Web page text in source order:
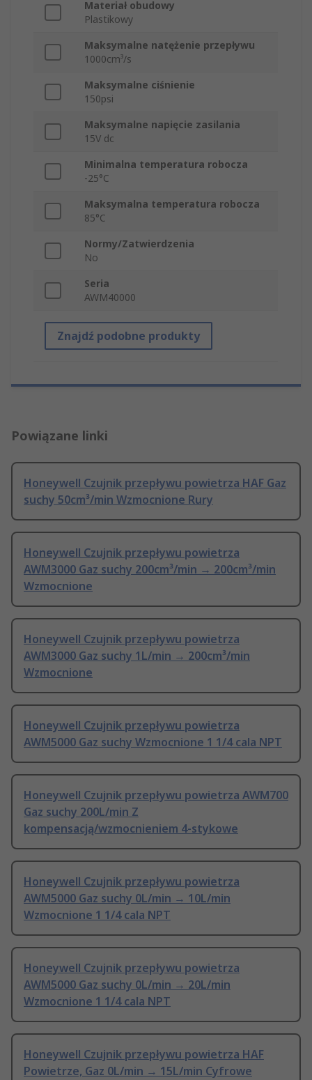
Materiał obudowy
Plastikowy
Maksymalne natężenie przepływu
1000cm³/s
Maksymalne ciśnienie
150psi
Maksymalne napięcie zasilania
15V dc
Minimalna temperatura robocza
-25°C
Maksymalna temperatura robocza
85°C
Normy/Zatwierdzenia
No
Seria
AWM40000
Znajdź podobne produkty
Powiązane linki
Honeywell Czujnik przepływu powietrza HAF Gaz
suchy 50cm³/min Wzmocnione Rury
Honeywell Czujnik przepływu powietrza
AWM3000 Gaz suchy 200cm³/min → 200cm³/min
Wzmocnione
Honeywell Czujnik przepływu powietrza
AWM3000 Gaz suchy 1L/min → 200cm³/min
Wzmocnione
Honeywell Czujnik przepływu powietrza
AWM5000 Gaz suchy Wzmocnione 1 1/4 cala NPT
Honeywell Czujnik przepływu powietrza AWM700
Gaz suchy 200L/min Z
kompensacją/wzmocnieniem 4-stykowe
Honeywell Czujnik przepływu powietrza
AWM5000 Gaz suchy 0L/min → 10L/min
Wzmocnione 1 1/4 cala NPT
Honeywell Czujnik przepływu powietrza
AWM5000 Gaz suchy 0L/min → 20L/min
Wzmocnione 1 1/4 cala NPT
Honeywell Czujnik przepływu powietrza HAF
Powietrze, Gaz 0L/min → 15L/min Cyfrowe